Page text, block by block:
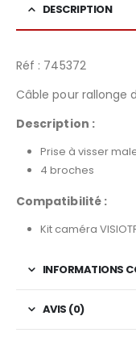
DESCRIPTION
Réf : 745372
Câble pour rallonge
Description :
Prise à visser
4 broches
Compatibilité :
Kit caméra
INFORMATIONS
AVIS (0)